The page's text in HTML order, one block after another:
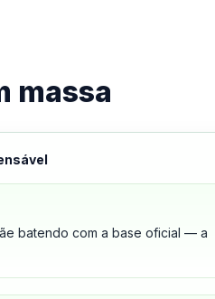
massa
batendo com a base oficial — a